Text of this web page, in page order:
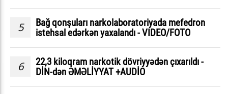
5
Bağ qonşuları narkolaboratoriyada mefedron
istehsal edərkən yaxalandı - VIDEO/FOTO
6
22,3 kiloqram narkotik dövriyyədən çıxarıldı -
DİN-dən ƏMƏLİYYAT +AUDİO